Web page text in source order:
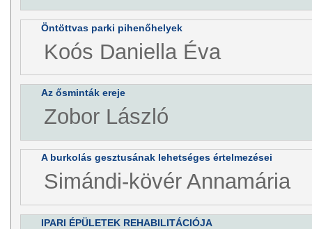
Öntöttvas parki pihenőhelyek
Koós Daniella Éva
Az ősminták ereje
Zobor László
A burkolás gesztusának lehetséges értelmezései
Simándi-kövér Annamária
IPARI ÉPÜLETEK REHABILITÁCIÓJA